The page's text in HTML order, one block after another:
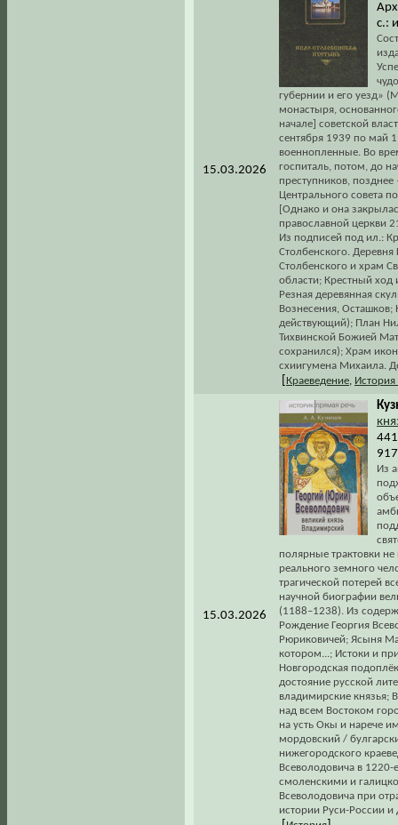
15.03.2026
с.:
губернии и его уезд»
монастыря,
начале] советской
сентября 1939 по май
военнопленные. Во
госпиталь, потом, до
преступников,
Центрального совета
[Однако и она
православной церкви
Из подписей под ил.:
Столбенского.
Столбенского и храм
области; Крестный ход
Резная деревянная
Вознесения,
действующий); План
Тихвинской Божией
сохранился); Храм
схиигумена Михаила.
Краеведение, История
15.03.2026
Из
полярные трактовки
реального земного
трагической потерей
научной биографии
(1188–1238). Из
Рождение Георгия
Рюриковичей; Ясыня
котором...; Истоки и
Новгородская
достояние русской
владимирские князья;
над всем Востоком
на усть Окы и нарече
мордовский /
нижегородского
Всеволодовича в 1220-
смоленскими и
Всеволодовича при
истории Руси-России и